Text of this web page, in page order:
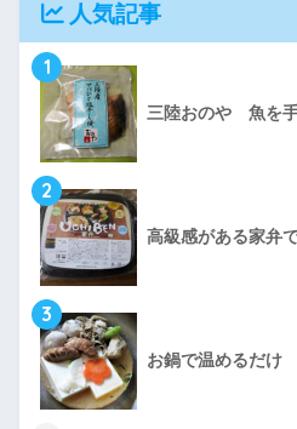
人気記事
1
三陸おのや 魚を
2
高級感がある家弁
3
お鍋で温めるだけ